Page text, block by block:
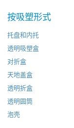
按吸塑形式
托盘和内托
透明吸塑盒
对折盒
天地盖盒
透明折盒
透明圆筒
泡壳